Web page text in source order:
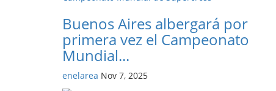
Buenos Aires albergará por
primera vez el Campeonato
Mundial...
enelarea Nov 7, 2025